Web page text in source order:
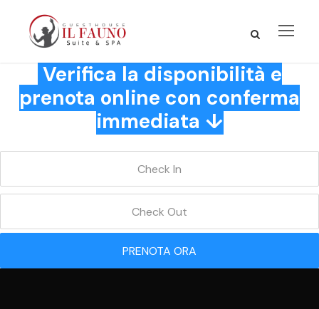
Verifica la disponibilità e
prenota online con conferma
immediata ↓
PRENOTA ORA